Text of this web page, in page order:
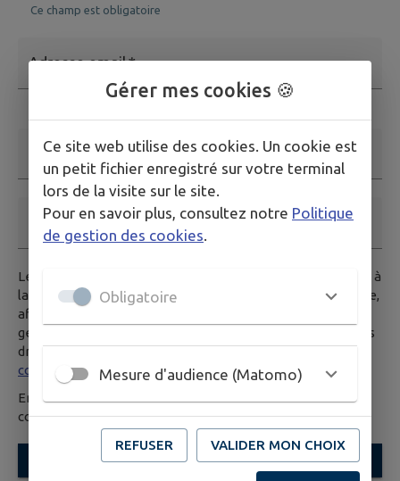
Ce champ est obligatoire
Adresse email*
Ce champ est obligatoire. Exemple: nom@exemple.org.
Nom et prénom
Téléphone
Les données saisies dans ce formulaire seront transmises à
la mairie, et/ou au service compétent habilité par la mairie,
afin de traiter votre demande. Pour en savoir plus sur la
gestion de vos données personnelles et pour excercer vos
droits, vous pouvez consulter notrepolitique de
confidentialité.
En envoyant ce formulaire, vous reconnaissez avoir pris
connaissance desConditions Générales d’Utilisation.
ENVOYER
Gérer mes cookies 🍪
Ce site web utilise des cookies. Un cookie est
un petit fichier enregistré sur votre terminal
lors de la visite sur le site.
Pour en savoir plus, consultez notre Politique
de gestion des cookies.
Obligatoire
Mesure d'audience (Matomo)
REFUSER VALIDER MON CHOIX